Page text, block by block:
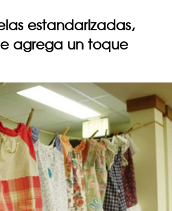
estandarizadas,
agrega un toque